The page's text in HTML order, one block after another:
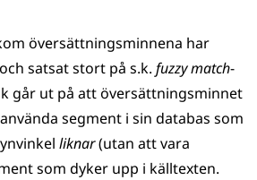
översättningsminnena har
satsat stort på s.k. fuzzy match-
går ut på att översättningsminnet
segment i sin databas som
liknar(utan att vara
som dyker upp i källtexten.